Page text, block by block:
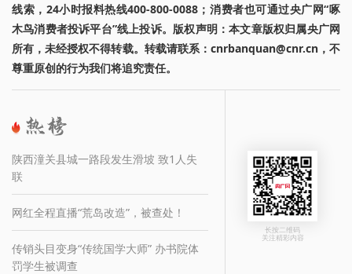
线索，24小时报料热线400-800-0088；消费者也可通过央广网“啄
木鸟消费者投诉平台”线上投诉。版权声明：本文章版权归属央广网
所有，未经授权不得转载。转载请联系：cnrbanquan@cnr.cn，不
尊重原创的行为我们将追究责任。
陕西潼关县城一路段发生滑坡 致1人失
联
网红全程直播“荒岛改造”，被查处！
传销头目变身“传统国学大师” 办书院体
罚学生被调查
长按二维码
关注精彩内容